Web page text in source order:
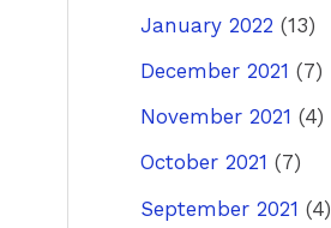
January 2022 (13)
December 2021 (7)
November 2021 (4)
October 2021 (7)
September 2021 (4)